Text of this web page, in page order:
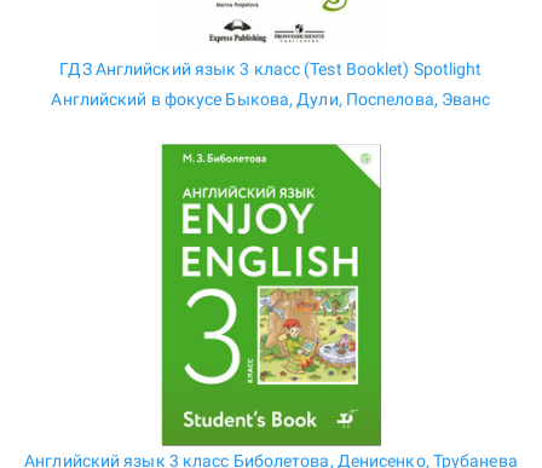
ГДЗ Английский язык 3 класс (Test Booklet) Spotlight
Английский в фокусе Быкова, Дули, Поспелова, Эванс
Английский язык 3 класс Биболетова, Денисенко, Трубанева